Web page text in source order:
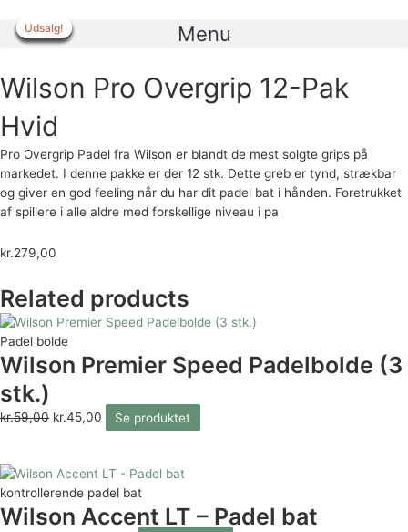
indholdet
Menu
Wilson Pro Overgrip 12-Pak
Hvid
Pro Overgrip Padel fra Wilson er blandt de mest solgte grips på
markedet. I denne pakke er der 12 stk. Dette greb er tynd, strækbar
og giver en god feeling når du har dit padel bat i hånden. Foretrukket
af spillere i alle aldre med forskellige niveau i pa
kr.279,00
Related products
Udsalg!
Udsalg!
Padel bolde
Wilson Premier Speed Padelbolde (3
stk.)
kr.59,00 kr.45,00 Se produktet
Udsalg!
Udsalg!
kontrollerende padel bat
Wilson Accent LT – Padel bat
Udsalg!
Udsalg!
Udsalg!
Udsalg!